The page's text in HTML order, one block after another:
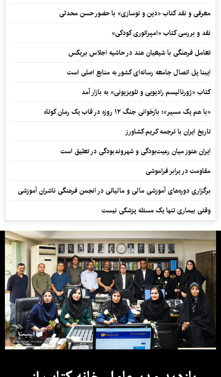
معرفی و نقد کتاب «دین و نوسازی» با حضور حسن محدثی
نقد و بررسی کتاب «امپراتوری کودکی»
تعامل فرهنگی با شیعیان هند در حاشیه اجلاس بریکس
ایبنا پل اتصال جامعه رسانه‌ای کشور به منابع اصلی است
کتاب «ژورنالیسم رادیویی و تلویزیونی» به بازار آمد
«با هم یک مسیر»؛ بازخوانی جنگ ۱۲ روزه در قاب یک رمان کوتاه
تاریخ ایران با ترجمه کریم کشاورز
ایران هنوز میان رعیت‌بودگی و شهروندبودگی در تعلیق است
مقاومت در برابر فراموشی
برگزاری دوره‌های آموزشی مالی و مالیاتی در انجمن فرهنگی ناشران آموزشی
وقتی بیماری تنها یک مسئله پزشکی نیست